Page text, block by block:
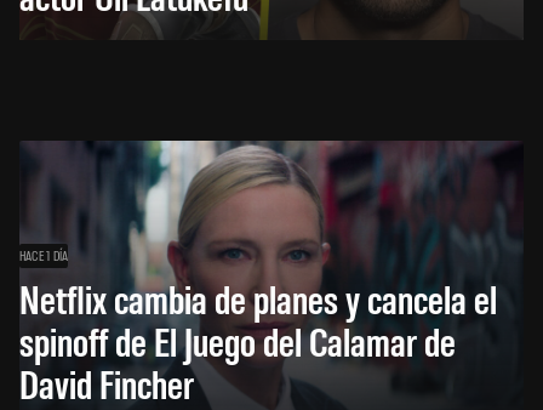
HACE 1 DÍA
Netflix cambia de planes y cancela el
spinoff de El Juego del Calamar de
David Fincher